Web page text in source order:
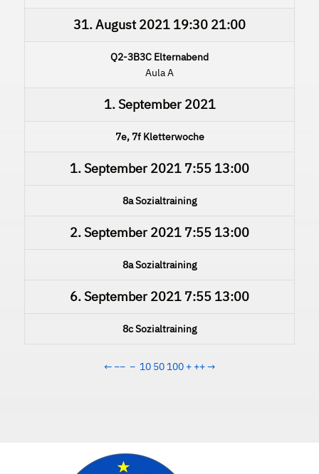
31. August 2021 19:30 21:00
Q2-3B3C Elternabend
Aula A
1. September 2021
7e, 7f Kletterwoche
1. September 2021 7:55 13:00
8a Sozialtraining
2. September 2021 7:55 13:00
8a Sozialtraining
6. September 2021 7:55 13:00
8c Sozialtraining
← −− − 10 50 100 + ++→